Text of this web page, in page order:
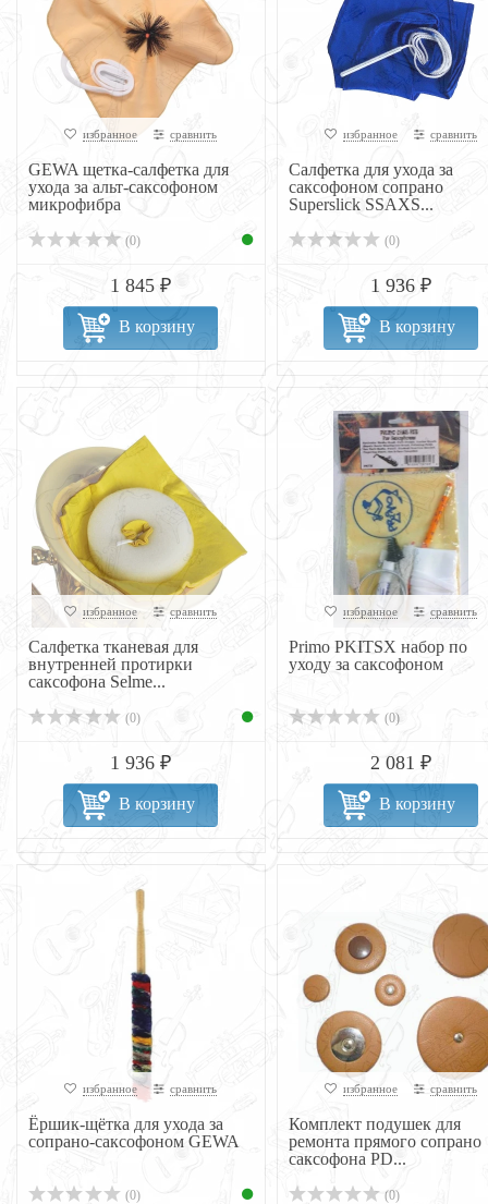
избранное сравнить
GEWA щетка-салфетка для
ухода за альт-саксофоном
микрофибра
(0)
1 845 ₽
В корзину
избранное сравнить
Салфетка для ухода за
саксофоном сопрано
Superslick SSAXS...
(0)
1 936 ₽
В корзину
избранное сравнить
Салфетка тканевая для
внутренней протирки
саксофона Selme...
(0)
1 936 ₽
В корзину
избранное сравнить
Primo PKITSX набор по
уходу за саксофоном
(0)
2 081 ₽
В корзину
избранное сравнить
Ёршик-щётка для ухода за
сопрано-саксофоном GEWA
(0)
избранное сравнить
Комплект подушек для
ремонта прямого сопрано
саксофона PD...
(0)